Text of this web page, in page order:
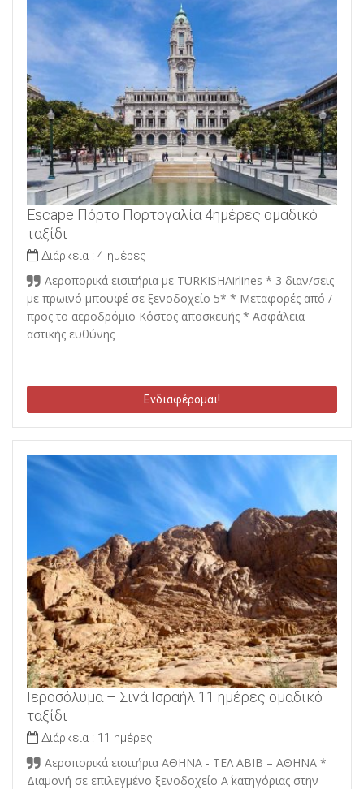
Escape Πόρτο Πορτογαλία 4ημέρες ομαδικό
ταξίδι
Διάρκεια : 4 ημέρες
Αεροπορικά εισιτήρια με TURKISHAirlines * 3 διαν/σεις
με πρωινό μπουφέ σε ξενοδοχείο 5* * Μεταφορές από /
προς το αεροδρόμιο Κόστος αποσκευής * Ασφάλεια
αστικής ευθύνης
Ενδιαφέρομαι!
Ιεροσόλυμα – Σινά Ισραήλ 11 ημέρες ομαδικό
ταξίδι
Διάρκεια : 11 ημέρες
Αεροπορικά εισιτήρια ΑΘΗΝΑ - ΤΕΛ ΑΒΙΒ – ΑΘΗΝΑ *
Διαμονή σε επιλεγμένο ξενοδοχείο Α΄ κατηγόριας στην